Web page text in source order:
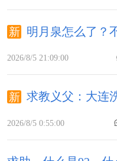
明月泉怎么了？
2026/8/5 21:09:00
求教义父：大连
2026/8/5 0:55:00